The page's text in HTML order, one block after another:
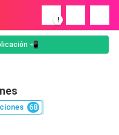
!
📲
68